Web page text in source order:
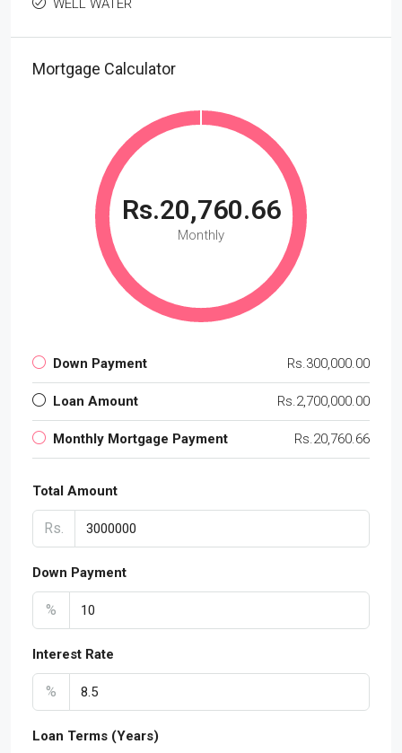
WELL WATER
Mortgage Calculator
Rs.20,760.66
Monthly
Down Payment Rs.300,000.00
Loan Amount Rs.2,700,000.00
Monthly Mortgage Payment Rs.20,760.66
Total Amount
Rs.
Down Payment
%
Interest Rate
%
Loan Terms (Years)